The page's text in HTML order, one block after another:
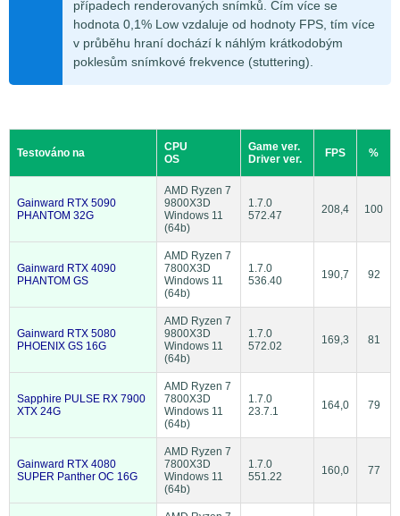
případech renderovaných snímků. Čím více se
hodnota 0,1% Low vzdaluje od hodnoty FPS, tím více
v průběhu hraní dochází k náhlým krátkodobým
poklesům snímkové frekvence (stuttering).
Testováno na
CPU
OS
Game ver.
Driver ver.
FPS %
Gainward RTX 5090
PHANTOM 32G
AMD Ryzen 7
9800X3D
Windows 11
(64b)
1.7.0
572.47
208,4 100
Gainward RTX 4090
PHANTOM GS
AMD Ryzen 7
7800X3D
Windows 11
(64b)
1.7.0
536.40
190,7 92
Gainward RTX 5080
PHOENIX GS 16G
AMD Ryzen 7
9800X3D
Windows 11
(64b)
1.7.0
572.02
169,3 81
Sapphire PULSE RX 7900
XTX 24G
AMD Ryzen 7
7800X3D
Windows 11
(64b)
1.7.0
23.7.1
164,0 79
Gainward RTX 4080
SUPER Panther OC 16G
AMD Ryzen 7
7800X3D
Windows 11
(64b)
1.7.0
551.22
160,0 77